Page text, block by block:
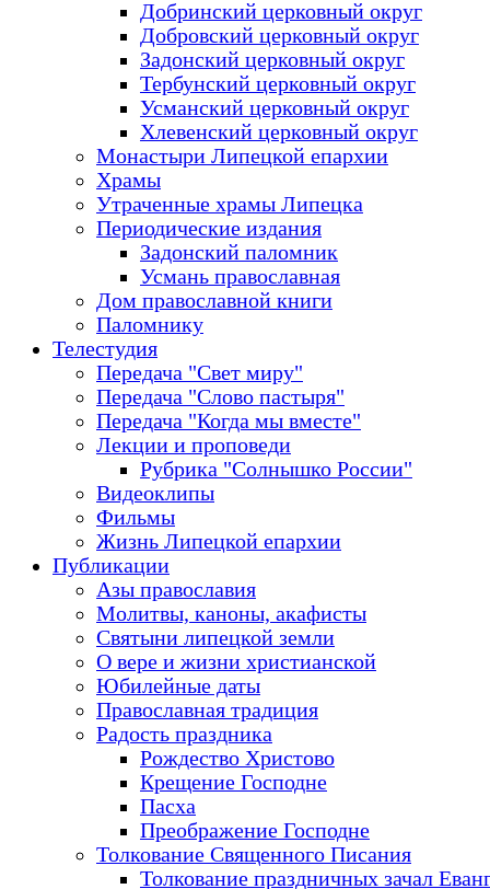
Добринский церковный округ
Добровский церковный округ
Задонский церковный округ
Тербунский церковный округ
Усманский церковный округ
Хлевенский церковный округ
Монастыри Липецкой епархии
Храмы
Утраченные храмы Липецка
Периодические издания
Задонский паломник
Усмань православная
Дом православной книги
Паломнику
Телестудия
Передача "Свет миру"
Передача "Слово пастыря"
Передача "Когда мы вместе"
Лекции и проповеди
Рубрика "Солнышко России"
Видеоклипы
Фильмы
Жизнь Липецкой епархии
Публикации
Азы православия
Молитвы, каноны, акафисты
Святыни липецкой земли
О вере и жизни христианской
Юбилейные даты
Православная традиция
Радость праздника
Рождество Христово
Крещение Господне
Пасха
Преображение Господне
Толкование Священного Писания
Толкование праздничных зачал